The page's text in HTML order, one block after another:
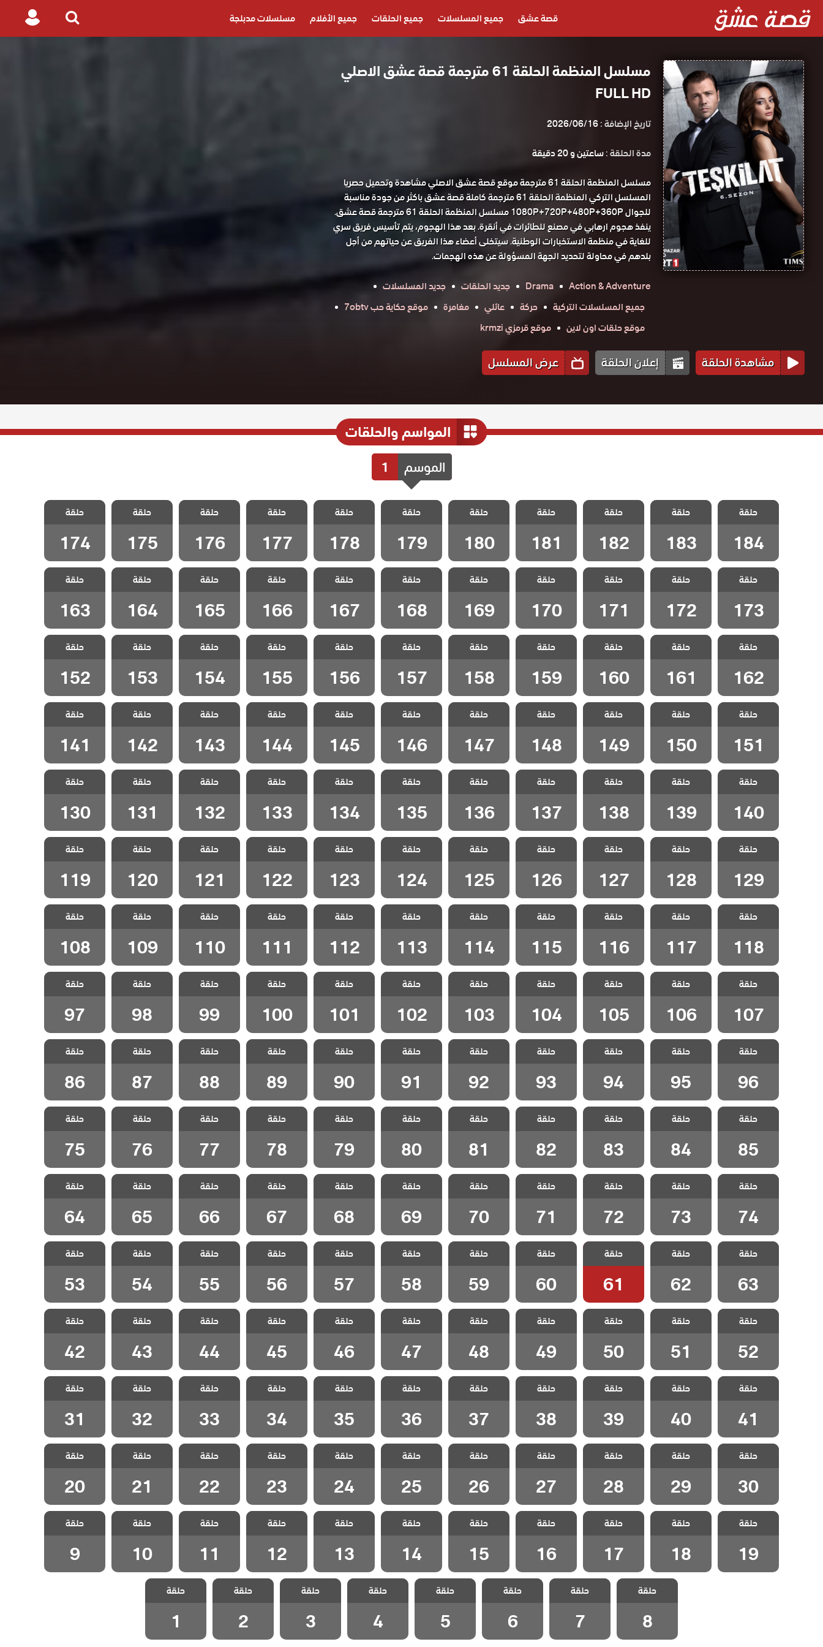
قصة عشق جميع المسلسلات جميع الحلقات جميع الأفلام مسلسلات مدبلجة
Search
Login
مسلسل المنظمة الحلقة 61 مترجمة قصة عشق الاصلي
FULL HD
تاريخ الإضافة :2026/06/16
مدة الحلقة :ساعتين و 20 دقيقة
مسلسل المنظمة الحلقة 61 مترجمة موقع قصة عشق الاصلي مشاهدة وتحميل حصريا
المسلسل التركي المنظمة الحلقة 61 مترجمة كاملة قصة عشق باكثر من جودة مناسبة
للجوال 1080P+720P+480P+360P مسلسل المنظمة الحلقة 61 مترجمة قصة عشق.
ينفذ هجوم ارهابي في مصنع للطائرات في أنقرة. بعد هذا الهجوم، يتم تأسيس فريق سري
للغاية في منظمة الاستخبارات الوطنية. سيتخلى أعضاء هذا الفريق عن حياتهم من أجل
بلدهم في محاولة لتحديد الجهة المسؤولة عن هذه الهجمات.
Action & Adventure
Drama جديد الحلقات
جديد المسلسلات
جميع المسلسلات التركية
حركة عائلي مغامرة
موقع حكاية حب 7obtv
موقع حلقات اون لاين
موقع قرمزي krmzi
مشاهدة الحلقة إعلان الحلقة عرض المسلسل
المواسم والحلقات
الموسم 1
مسلسل
المنظمة الحلقة
184 والاخيرة
حلقة
184
مسلسل
المنظمة الحلقة
183
حلقة
183
مسلسل
المنظمة الحلقة
182
حلقة
182
مسلسل
المنظمة الحلقة
181
حلقة
181
مسلسل
المنظمة الحلقة
180
حلقة
180
مسلسل
المنظمة الحلقة
179
حلقة
179
مسلسل
المنظمة الحلقة
178
حلقة
178
مسلسل
المنظمة الحلقة
177
حلقة
177
مسلسل
المنظمة الحلقة
176
حلقة
176
مسلسل
المنظمة الحلقة
175
حلقة
175
مسلسل
المنظمة الحلقة
174
حلقة
174
مسلسل
المنظمة الحلقة
173
حلقة
173
مسلسل
المنظمة الحلقة
172
حلقة
172
مسلسل
المنظمة الحلقة
171
حلقة
171
مسلسل
المنظمة الحلقة
170
حلقة
170
مسلسل
المنظمة الحلقة
169
حلقة
169
مسلسل
المنظمة الحلقة
168
حلقة
168
مسلسل
المنظمة الحلقة
167
حلقة
167
مسلسل
المنظمة الحلقة
166
حلقة
166
مسلسل
المنظمة الحلقة
165
حلقة
165
مسلسل
المنظمة الحلقة
164
حلقة
164
مسلسل
المنظمة الحلقة
163
حلقة
163
مسلسل
المنظمة الحلقة
162
حلقة
162
مسلسل
المنظمة الحلقة
161
حلقة
161
مسلسل
المنظمة الحلقة
160
حلقة
160
مسلسل
المنظمة الحلقة
159
حلقة
159
مسلسل
المنظمة الحلقة
158
حلقة
158
مسلسل
المنظمة الحلقة
157
حلقة
157
مسلسل
المنظمة الحلقة
156
حلقة
156
مسلسل
المنظمة الحلقة
155
حلقة
155
مسلسل
المنظمة الحلقة
154
حلقة
154
مسلسل
المنظمة الحلقة
153
حلقة
153
مسلسل
المنظمة الحلقة
152
حلقة
152
مسلسل
المنظمة الحلقة
151
حلقة
151
مسلسل
المنظمة الحلقة
150
حلقة
150
مسلسل
المنظمة الحلقة
149
حلقة
149
مسلسل
المنظمة الحلقة
148
حلقة
148
مسلسل
المنظمة الحلقة
147
حلقة
147
مسلسل
المنظمة الحلقة
146
حلقة
146
مسلسل
المنظمة الحلقة
145
حلقة
145
مسلسل
المنظمة الحلقة
144
حلقة
144
مسلسل
المنظمة الحلقة
143
حلقة
143
مسلسل
المنظمة الحلقة
142
حلقة
142
مسلسل
المنظمة الحلقة
141
حلقة
141
مسلسل
المنظمة الحلقة
140
حلقة
140
مسلسل
المنظمة الحلقة
139
حلقة
139
مسلسل
المنظمة الحلقة
138
حلقة
138
مسلسل
المنظمة الحلقة
137
حلقة
137
مسلسل
المنظمة الحلقة
136
حلقة
136
مسلسل
المنظمة الحلقة
135
حلقة
135
مسلسل
المنظمة الحلقة
134
حلقة
134
مسلسل
المنظمة الحلقة
133
حلقة
133
مسلسل
المنظمة الحلقة
132
حلقة
132
مسلسل
المنظمة الحلقة
131
حلقة
131
مسلسل
المنظمة الحلقة
130
حلقة
130
مسلسل
المنظمة الحلقة
129
حلقة
129
مسلسل
المنظمة الحلقة
128
حلقة
128
مسلسل
المنظمة الحلقة
127
حلقة
127
مسلسل
المنظمة الحلقة
126
حلقة
126
مسلسل
المنظمة الحلقة
125
حلقة
125
مسلسل
المنظمة الحلقة
124
حلقة
124
مسلسل
المنظمة الحلقة
123
حلقة
123
مسلسل
المنظمة الحلقة
122
حلقة
122
مسلسل
المنظمة الحلقة
121
حلقة
121
مسلسل
المنظمة الحلقة
120
حلقة
120
مسلسل
المنظمة الحلقة
119
حلقة
119
مسلسل
المنظمة الحلقة
118
حلقة
118
مسلسل
المنظمة الحلقة
117
حلقة
117
مسلسل
المنظمة الحلقة
116
حلقة
116
مسلسل
المنظمة الحلقة
115
حلقة
115
مسلسل
المنظمة الحلقة
114
حلقة
114
مسلسل
المنظمة الحلقة
113
حلقة
113
مسلسل
المنظمة الحلقة
112
حلقة
112
مسلسل
المنظمة الحلقة
111
حلقة
111
مسلسل
المنظمة الحلقة
110
حلقة
110
مسلسل
المنظمة الحلقة
109
حلقة
109
مسلسل
المنظمة الحلقة
108
حلقة
108
مسلسل
المنظمة الحلقة
107
حلقة
107
مسلسل
المنظمة الحلقة
106
حلقة
106
مسلسل
المنظمة الحلقة
105
حلقة
105
مسلسل
المنظمة الحلقة
104
حلقة
104
مسلسل
المنظمة الحلقة
103
حلقة
103
مسلسل
المنظمة الحلقة
102
حلقة
102
مسلسل
المنظمة الحلقة
101
حلقة
101
مسلسل
المنظمة الحلقة
100
حلقة
100
مسلسل
المنظمة الحلقة
99
حلقة
99
مسلسل
المنظمة الحلقة
98
حلقة
98
مسلسل
المنظمة الحلقة
97
حلقة
97
مسلسل
المنظمة الحلقة
96
حلقة
96
مسلسل
المنظمة الحلقة
95
حلقة
95
مسلسل
المنظمة الحلقة
94
حلقة
94
مسلسل
المنظمة الحلقة
93
حلقة
93
مسلسل
المنظمة الحلقة
92
حلقة
92
مسلسل
المنظمة الحلقة
91
حلقة
91
مسلسل
المنظمة الحلقة
90
حلقة
90
مسلسل
المنظمة الحلقة
89
حلقة
89
مسلسل
المنظمة الحلقة
88
حلقة
88
مسلسل
المنظمة الحلقة
87
حلقة
87
مسلسل
المنظمة الحلقة
86
حلقة
86
مسلسل
المنظمة الحلقة
85
حلقة
85
مسلسل
المنظمة الحلقة
84
حلقة
84
مسلسل
المنظمة الحلقة
83
حلقة
83
مسلسل
المنظمة الحلقة
82
حلقة
82
مسلسل
المنظمة الحلقة
81
حلقة
81
مسلسل
المنظمة الحلقة
80
حلقة
80
مسلسل
المنظمة الحلقة
79
حلقة
79
مسلسل
المنظمة الحلقة
78
حلقة
78
مسلسل
المنظمة الحلقة
77
حلقة
77
مسلسل
المنظمة الحلقة
76
حلقة
76
مسلسل
المنظمة الحلقة
75
حلقة
75
مسلسل
المنظمة الحلقة
74
حلقة
74
مسلسل
المنظمة الحلقة
73
حلقة
73
مسلسل
المنظمة الحلقة
72
حلقة
72
مسلسل
المنظمة الحلقة
71
حلقة
71
مسلسل
المنظمة الحلقة
70
حلقة
70
مسلسل
المنظمة الحلقة
69
حلقة
69
مسلسل
المنظمة الحلقة
68
حلقة
68
مسلسل
المنظمة الحلقة
67
حلقة
67
مسلسل
المنظمة الحلقة
66
حلقة
66
مسلسل
المنظمة الحلقة
65
حلقة
65
مسلسل
المنظمة الحلقة
64
حلقة
64
مسلسل
المنظمة الحلقة
63
حلقة
63
مسلسل
المنظمة الحلقة
62
حلقة
62
مسلسل
المنظمة الحلقة
61
حلقة
61
مسلسل
المنظمة الحلقة
60
حلقة
60
مسلسل
المنظمة الحلقة
59
حلقة
59
مسلسل
المنظمة الحلقة
58
حلقة
58
مسلسل
المنظمة الحلقة
57
حلقة
57
مسلسل
المنظمة الحلقة
56
حلقة
56
مسلسل
المنظمة الحلقة
55
حلقة
55
مسلسل
المنظمة الحلقة
54
حلقة
54
مسلسل
المنظمة الحلقة
53
حلقة
53
مسلسل
المنظمة الحلقة
52
حلقة
52
مسلسل
المنظمة الحلقة
51
حلقة
51
مسلسل
المنظمة الحلقة
50
حلقة
50
مسلسل
المنظمة الحلقة
49
حلقة
49
مسلسل
المنظمة الحلقة
48
حلقة
48
مسلسل
المنظمة الحلقة
47
حلقة
47
مسلسل
المنظمة الحلقة
46
حلقة
46
مسلسل
المنظمة الحلقة
45
حلقة
45
مسلسل
المنظمة الحلقة
44
حلقة
44
مسلسل
المنظمة الحلقة
43
حلقة
43
مسلسل
المنظمة الحلقة
42
حلقة
42
مسلسل
المنظمة الحلقة
41
حلقة
41
مسلسل
المنظمة الحلقة
40
حلقة
40
مسلسل
المنظمة الحلقة
39
حلقة
39
مسلسل
المنظمة الحلقة
38
حلقة
38
مسلسل
المنظمة الحلقة
37
حلقة
37
مسلسل
المنظمة الحلقة
36
حلقة
36
مسلسل
المنظمة الحلقة
35
حلقة
35
مسلسل
المنظمة الحلقة
34
حلقة
34
مسلسل
المنظمة الحلقة
33
حلقة
33
مسلسل
المنظمة الحلقة
32
حلقة
32
مسلسل
المنظمة الحلقة
31
حلقة
31
مسلسل
المنظمة الحلقة
30
حلقة
30
مسلسل
المنظمة الحلقة
29
حلقة
29
مسلسل
المنظمة الحلقة
28
حلقة
28
مسلسل
المنظمة الحلقة
27
حلقة
27
مسلسل
المنظمة الحلقة
26
حلقة
26
مسلسل
المنظمة الحلقة
25
حلقة
25
مسلسل
المنظمة الحلقة
24
حلقة
24
مسلسل
المنظمة الحلقة
23
حلقة
23
مسلسل
المنظمة الحلقة
22
حلقة
22
مسلسل
المنظمة الحلقة
21
حلقة
21
مسلسل
المنظمة الحلقة
20
حلقة
20
مسلسل
المنظمة الحلقة
19
حلقة
19
مسلسل
المنظمة الحلقة
18
حلقة
18
مسلسل
المنظمة الحلقة
17
حلقة
17
مسلسل
المنظمة الحلقة
16
حلقة
16
مسلسل
المنظمة الحلقة
15
حلقة
15
مسلسل
المنظمة الحلقة
14
حلقة
14
مسلسل
المنظمة الحلقة
13
حلقة
13
مسلسل
المنظمة الحلقة
12
حلقة
12
مسلسل
المنظمة الحلقة
11
حلقة
11
مسلسل
المنظمة الحلقة
10
حلقة
10
مسلسل
المنظمة الحلقة
9
حلقة
9
مسلسل
المنظمة الحلقة
8
حلقة
8
مسلسل
المنظمة الحلقة
7
حلقة
7
مسلسل
المنظمة الحلقة
6
حلقة
6
مسلسل
المنظمة الحلقة
5
حلقة
5
مسلسل
المنظمة الحلقة
4
حلقة
4
مسلسل
المنظمة الحلقة
3
حلقة
3
مسلسل
المنظمة الحلقة
2
حلقة
2
مسلسل
المنظمة الحلقة
1
حلقة
1